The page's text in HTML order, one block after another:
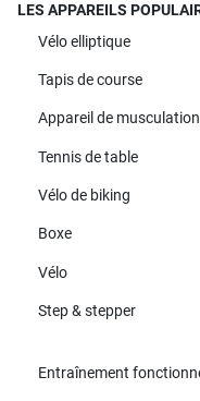
LES APPAREILS
Vélo elliptique
Tapis de course
Appareil de musculation
Tennis de table
Vélo de biking
Boxe
Vélo
Step & stepper
Entraînement